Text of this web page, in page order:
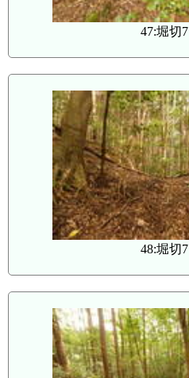
47:堀切7
48:堀切7